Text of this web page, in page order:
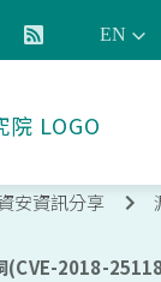
通
全
安資訊分享
(CVE-2018-